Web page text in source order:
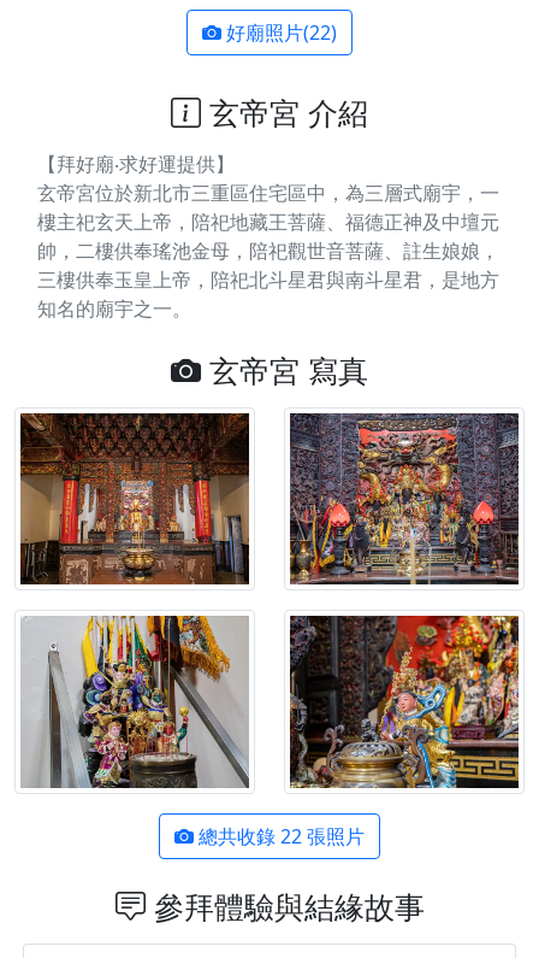
好廟照片(22)
玄帝宮 介紹
【拜好廟‧求好運提供】
玄帝宮位於新北市三重區住宅區中，為三層式廟宇，一
樓主祀玄天上帝，陪祀地藏王菩薩、福德正神及中壇元
帥，二樓供奉瑤池金母，陪祀觀世音菩薩、註生娘娘，
三樓供奉玉皇上帝，陪祀北斗星君與南斗星君，是地方
知名的廟宇之一。
玄帝宮 寫真
總共收錄 22 張照片
參拜體驗與結緣故事